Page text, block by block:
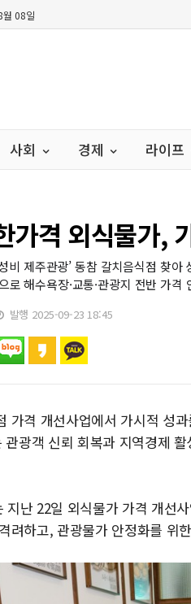
08일
사회 경제 라이프
가격 외식물가,
비 제주관광’ 동참 갈치음식점 찾아
로 해수욕장·교통·관광지 전반 가격
발행 2025-09-23 18:45
가격 개선사업에서 가시적 성
광객 신뢰 회복과 지역경제
지난 22일 외식물가 가격 개선
려하고, 관광물가 안정화를 위